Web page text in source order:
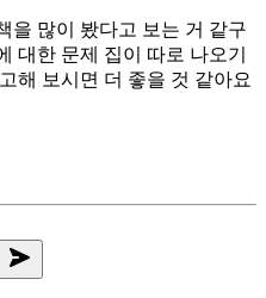
을 많이 봤다고 보는 거 같구
대한 문제 집이 따로 나오기
해 보시면 더 좋을 것 같아요